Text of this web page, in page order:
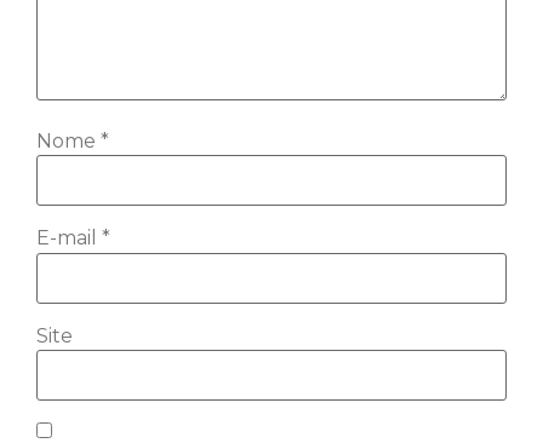
Nome *
E-mail *
Site